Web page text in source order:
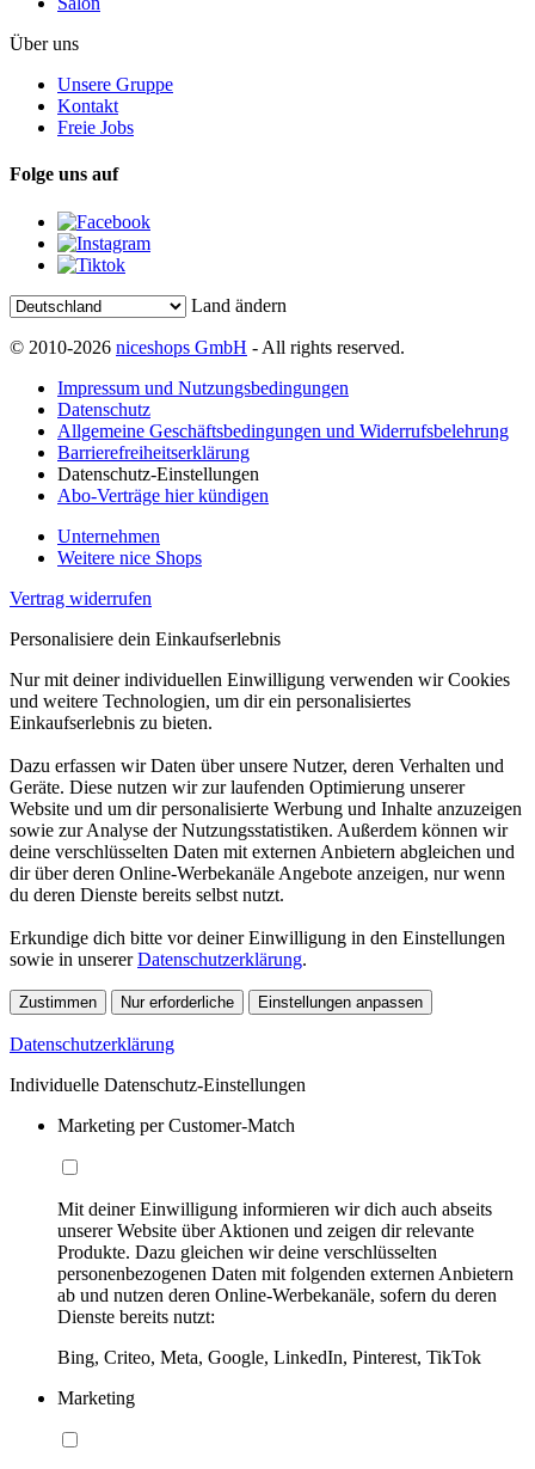
Über uns
Unsere Gruppe
Kontakt
Freie Jobs
Folge uns auf
Land ändern
© 2010-2026 niceshops GmbH - All rights reserved.
Impressum und Nutzungsbedingungen
Datenschutz
Allgemeine Geschäftsbedingungen und Widerrufsbelehrung
Barrierefreiheitserklärung
Datenschutz-Einstellungen
Abo-Verträge hier kündigen
Unternehmen
Weitere nice Shops
Vertrag widerrufen
Personalisiere dein Einkaufserlebnis
Nur mit deiner individuellen Einwilligung verwenden wir Cookies
und weitere Technologien, um dir ein personalisiertes
Einkaufserlebnis zu bieten.
Dazu erfassen wir Daten über unsere Nutzer, deren Verhalten und
Geräte. Diese nutzen wir zur laufenden Optimierung unserer
Website und um dir personalisierte Werbung und Inhalte anzuzeigen
sowie zur Analyse der Nutzungsstatistiken. Außerdem können wir
deine verschlüsselten Daten mit externen Anbietern abgleichen und
dir über deren Online-Werbekanäle Angebote anzeigen, nur wenn
du deren Dienste bereits selbst nutzt.
Erkundige dich bitte vor deiner Einwilligung in den Einstellungen
sowie in unsererDatenschutzerklärung.
Zustimmen Nur erforderliche Einstellungen anpassen
Datenschutzerklärung
Individuelle Datenschutz-Einstellungen
Marketing per Customer-Match
Mit deiner Einwilligung informieren wir dich auch abseits
unserer Website über Aktionen und zeigen dir relevante
Produkte. Dazu gleichen wir deine verschlüsselten
personenbezogenen Daten mit folgenden externen Anbietern
ab und nutzen deren Online-Werbekanäle, sofern du deren
Dienste bereits nutzt:
Bing, Criteo, Meta, Google, LinkedIn, Pinterest, TikTok
Marketing